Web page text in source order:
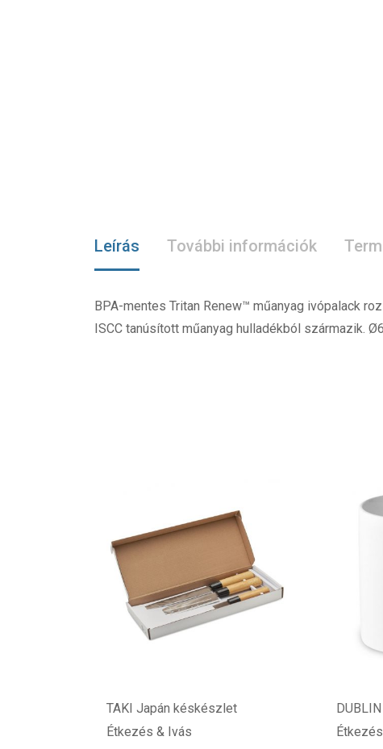
Leírás További információk
BPA-mentes Tritan Renew™ műanyag ivópalack
ISCC tanúsított műanyag hulladékból származik.
TAKI Japán késkészlet
Étkezés & Ivás